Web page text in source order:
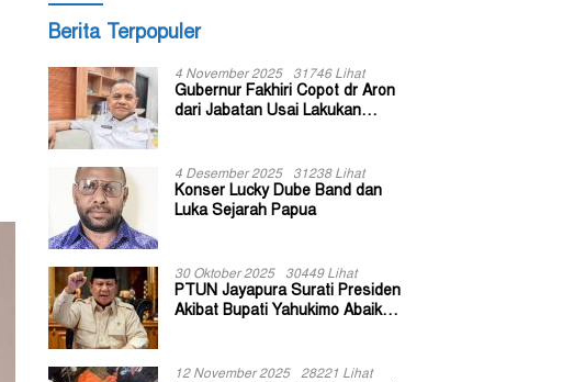
Berita Terpopuler
4 November 2025 31746 Lihat
Gubernur Fakhiri Copot dr Aron
dari Jabatan Usai Lakukan
4 Desember 2025 31238 Lihat
Konser Lucky Dube Band dan
Luka Sejarah Papua
30 Oktober 2025 30449 Lihat
PTUN Jayapura Surati Presiden
Akibat Bupati Yahukimo Abaikan
12 November 2025 28221 Lihat